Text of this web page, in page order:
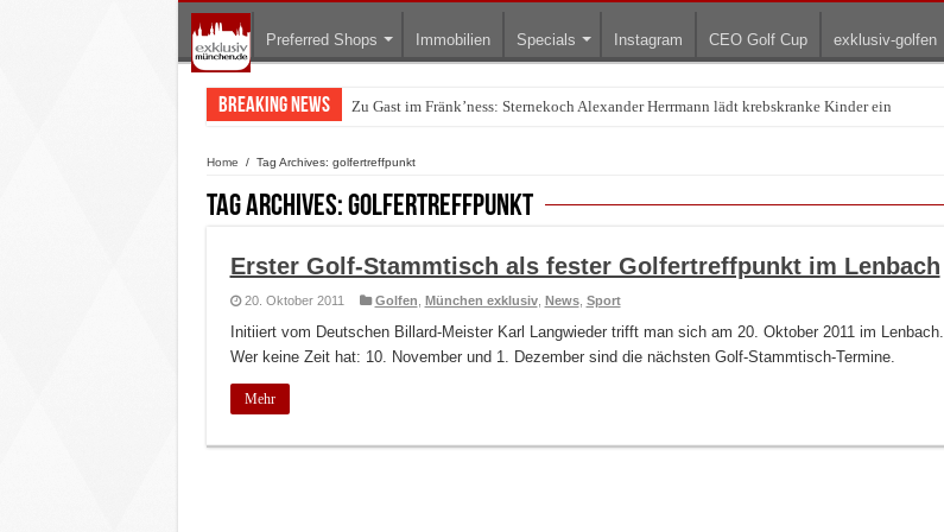
Preferred Shops Immobilien Specials Instagram CEO Golf Cup exklusiv-golfen
Breaking News Zu Gast im Fränk’ness: Sternekoch Alexander Herrmann lädt krebskranke Kinder ein
Home / Tag Archives: golfertreffpunkt
Tag Archives:golfertreffpunkt
Erster Golf-Stammtisch als fester Golfertreffpunkt im Lenbach
20. Oktober 2011 Golfen München exklusiv, News, Sport
Initiiert vom Deutschen Billard-Meister Karl Langwieder trifft man sich am 20. Oktober 2011 im Lenbach.
Wer keine Zeit hat: 10. November und 1. Dezember sind die nächsten Golf-Stammtisch-Termine.
Mehr